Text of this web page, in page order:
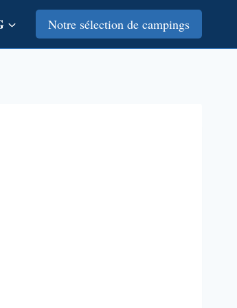
Notre sélection de campings